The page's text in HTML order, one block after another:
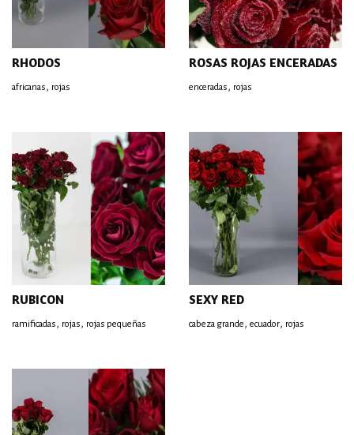
RHODOS
africanas, rojas
ROSAS ROJAS ENCERADAS
enceradas, rojas
RUBICON
ramificadas, rojas, rojas pequeñas
SEXY RED
cabeza grande, ecuador, rojas